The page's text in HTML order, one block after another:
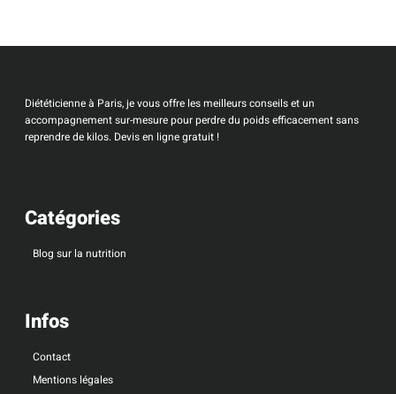
Diététicienne à Paris, je vous offre les meilleurs conseils et un
accompagnement sur-mesure pour perdre du poids efficacement sans
reprendre de kilos. Devis en ligne gratuit !
Catégories
Blog sur la nutrition
Infos
Contact
Mentions légales